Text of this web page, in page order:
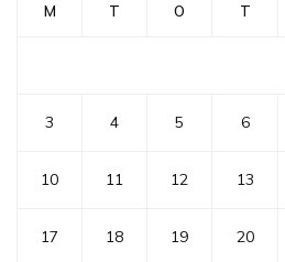
M T O T
3 4 5 6
10 11 12 13
17 18 19 20